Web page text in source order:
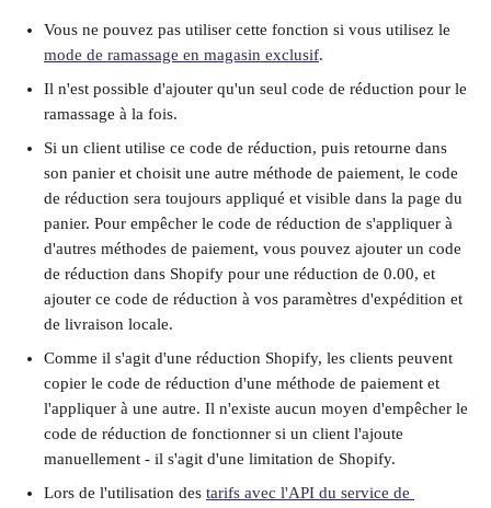
Vous ne pouvez pas utiliser cette fonction si vous utilisez le
mode de ramassage en magasin exclusif.
Il n'est possible d'ajouter qu'un seul code de réduction pour le
ramassage à la fois.
Si un client utilise ce code de réduction, puis retourne dans
son panier et choisit une autre méthode de paiement, le code
de réduction sera toujours appliqué et visible dans la page du
panier. Pour empêcher le code de réduction de s'appliquer à
d'autres méthodes de paiement, vous pouvez ajouter un code
de réduction dans Shopify pour une réduction de 0.00, et
ajouter ce code de réduction à vos paramètres d'expédition et
de livraison locale.
Comme il s'agit d'une réduction Shopify, les clients peuvent
copier le code de réduction d'une méthode de paiement et
l'appliquer à une autre. Il n'existe aucun moyen d'empêcher le
code de réduction de fonctionner si un client l'ajoute
manuellement - il s'agit d'une limitation de Shopify.
Lors de l'utilisation des tarifs avec l'API du service de